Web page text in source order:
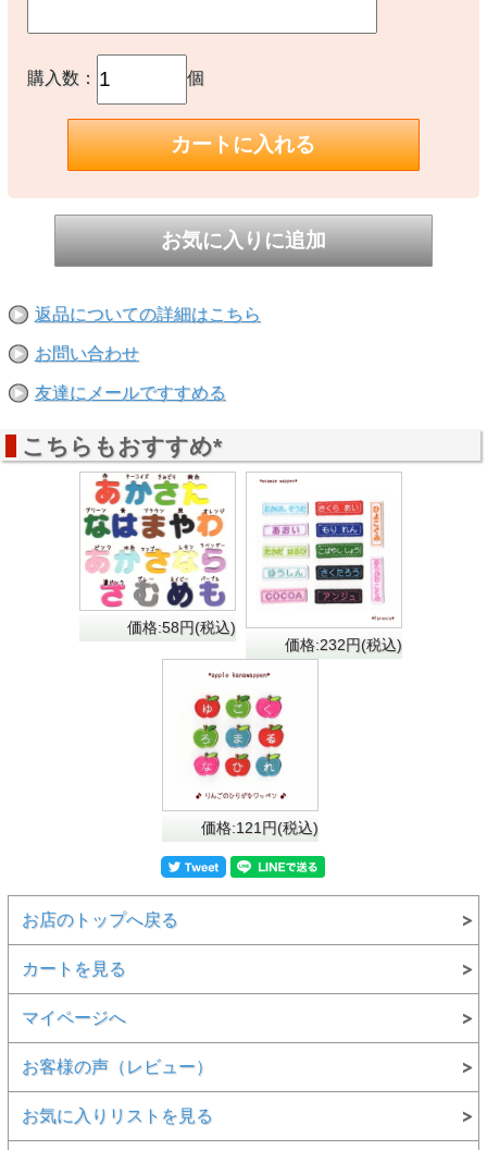
すのでご了承ください
購入数： 個
返品についての詳細はこちら
お問い合わせ
友達にメールですすめる
こちらもおすすめ*
価格:58円(税込)
価格:232円(税込)
価格:121円(税込)
お店のトップへ戻る
カートを見る
マイページへ
お客様の声（レビュー）
お気に入りリストを見る